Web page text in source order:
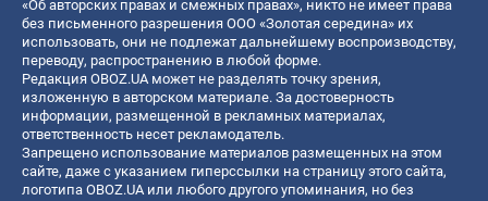
«Об авторских правах и смежных правах», никто не имеет права
без письменного разрешения ООО «Золотая середина» их
использовать, они не подлежат дальнейшему воспроизводству,
переводу, распространению в любой форме.
Редакция OBOZ.UA может не разделять точку зрения,
изложенную в авторском материале. За достоверность
информации, размещенной в рекламных материалах,
ответственность несет рекламодатель.
Запрещено использование материалов размещенных на этом
сайте, даже с указанием гиперссылки на страницу этого сайта,
логотипа OBOZ.UA или любого другого упоминания, но без